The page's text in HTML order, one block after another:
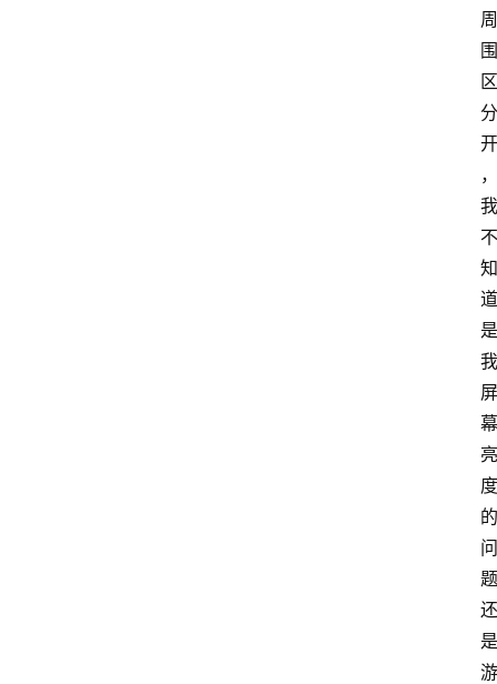
周
围
区
分
开
，
我
不
知
道
是
我
屏
幕
亮
度
的
问
题
还
是
游